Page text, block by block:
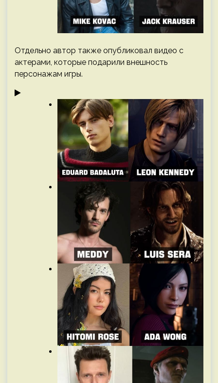
Отдельно автор также опубликовал видео с
актерами, которые подарили внешность
персонажам игры.